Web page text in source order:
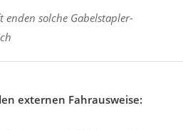
enden solche Gabelstapler-
externen Fahrausweise: